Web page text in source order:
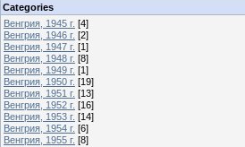
Categories
Венгрия, 1945 г. [4]
Венгрия, 1946 г. [2]
Венгрия, 1947 г. [1]
Венгрия, 1948 г. [8]
Венгрия, 1949 г. [1]
Венгрия, 1950 г. [19]
Венгрия, 1951 г. [13]
Венгрия, 1952 г. [16]
Венгрия, 1953 г. [14]
Венгрия, 1954 г. [6]
Венгрия, 1955 г. [8]